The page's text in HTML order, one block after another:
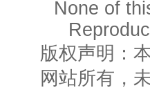
None of
版权声明：
网站所有，